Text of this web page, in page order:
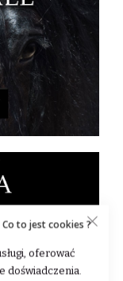
Co to jest cookies ?
oferować
doświadczenia.